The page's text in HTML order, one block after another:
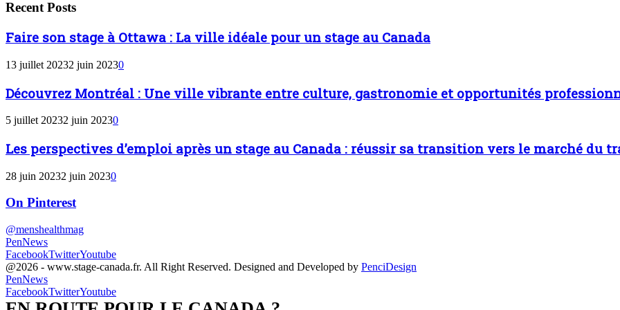
Recent Posts
Faire son stage à Ottawa : La ville idéale pour un stage au Canada
13 juillet 20232 juin 20230
Découvrez Montréal : Une ville vibrante entre culture, gastronomie et opportunités
5 juillet 20232 juin 20230
Les perspectives d’emploi après un stage au Canada : réussir sa transition vers le marché du
28 juin 20232 juin 20230
On Pinterest
@menshealthmag
PenNews
FacebookTwitterYoutube
@2026 - www.stage-canada.fr. All Right Reserved. Designed and Developed by PenciDesign
PenNews
FacebookTwitterYoutube